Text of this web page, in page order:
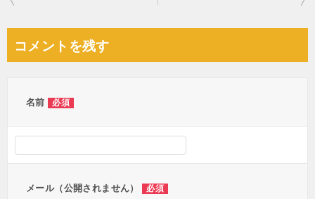
ビ
コメントを残す
名前 必須
メール（公開されません） 必須